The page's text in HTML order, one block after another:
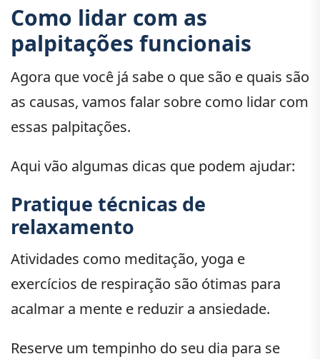
Como lidar com as
palpitações funcionais
Agora que você já sabe o que são e quais são
as causas, vamos falar sobre como lidar com
essas palpitações.
Aqui vão algumas dicas que podem ajudar:
Pratique técnicas de
relaxamento
Atividades como meditação, yoga e
exercícios de respiração são ótimas para
acalmar a mente e reduzir a ansiedade.
Reserve um tempinho do seu dia para se